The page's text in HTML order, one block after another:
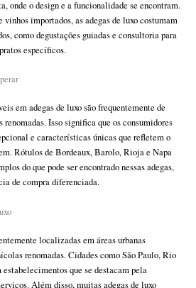
onde o design e a funcionalidade se encontram.
importados, as adegas de luxo costumam
como degustações guiadas e consultoria para
específicos.
em adegas de luxo são frequentemente de
Isso significa que os consumidores
e características únicas que refletem o
Rótulos de Bordeaux, Barolo, Rioja e Napa
do que pode ser encontrado nessas adegas,
de compra diferenciada.
localizadas em áreas urbanas
renomadas. Cidades como São Paulo, Rio
que se destacam pela
Além disso, muitas adegas de luxo